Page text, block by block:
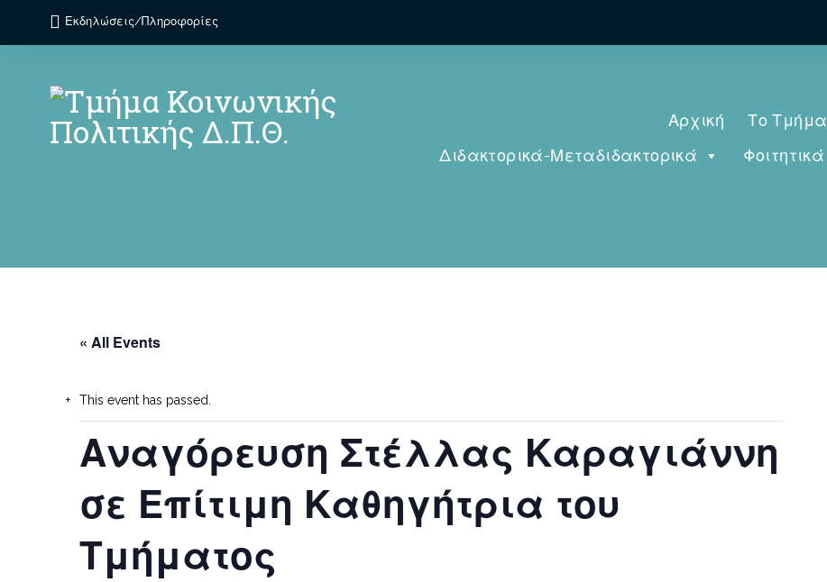
Εκδηλώσεις/Πληροφορίες
Αρχική Το Τμήμα
Διδακτορικά-Μεταδιδακτορικά
Φοιτητικά
« All Events
This event has passed.
Αναγόρευση Στέλλας Καραγιάννη
σε Επίτιμη Καθηγήτρια του
Τμήματος